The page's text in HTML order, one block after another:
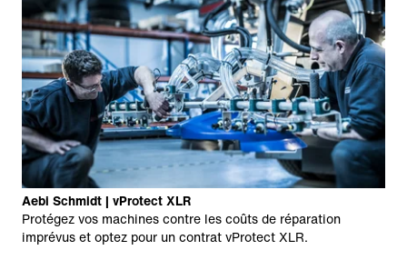
Aebi Schmidt | vProtect XLR
Protégez vos machines contre les coûts de réparation
imprévus et optez pour un contrat vProtect XLR.